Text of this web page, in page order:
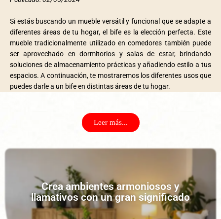
Si estás buscando un mueble versátil y funcional que se adapte a
diferentes áreas de tu hogar, el bife es la elección perfecta. Este
mueble tradicionalmente utilizado en comedores también puede
ser aprovechado en dormitorios y salas de estar, brindando
soluciones de almacenamiento prácticas y añadiendo estilo a tus
espacios. A continuación, te mostraremos los diferentes usos que
puedes darle a un bife en distintas áreas de tu hogar.
Leer más...
Crea ambientes armoniosos y
llamativos con un gran significado